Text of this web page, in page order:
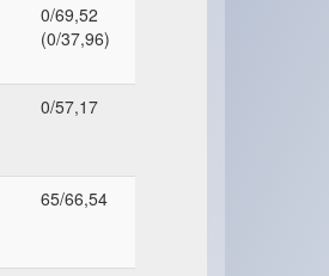
0/69,52
(0/37,96)
0/57,17
65/66,54